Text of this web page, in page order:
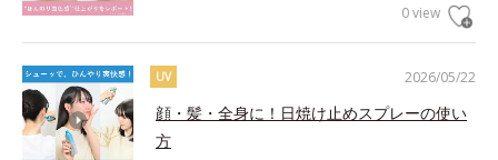
0 view
2026/05/22
UV
顔・髪・全身に！日焼け止めスプレーの使い
方